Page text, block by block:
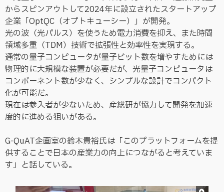
からスピンアウトして2024年に設立されたスタートアップ
企業「OptQC（オプトキューシー）」が開発。
光の波（光パルス）を使うため電力消費を抑え、また時間
領域多重（TDM）技術で拡張性と効率性を実現する。
通常の量子コンピュータが量子ビット数を増やすためには
物理的に大規模な装置が必要だが、光量子コンピュータは
コンポーネント数が少なく、シンプルな設計でコンパクト
化が可能だ。
現在は参入者が少ないため、産総研が協力して開発を加速
度的に進める狙いがある。
G-QuAT企画室の鈴木貴裕氏は「このプラットフォームを提
供することで日本の産業力の向上につながると考えていま
す」と話している。